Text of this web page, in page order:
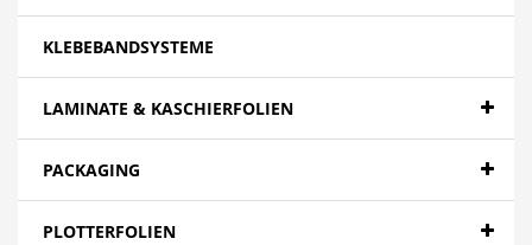
KLEBEBANDSYSTEME
LAMINATE & KASCHIERFOLIEN
PACKAGING
PLOTTERFOLIEN